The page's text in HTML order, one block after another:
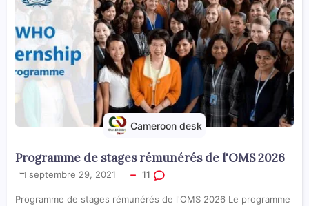
Programme de stages rémunérés de l'OMS 2026
septembre 29, 2021 11
Programme de stages rémunérés de l'OMS 2026 Le programme
Cameroon desk